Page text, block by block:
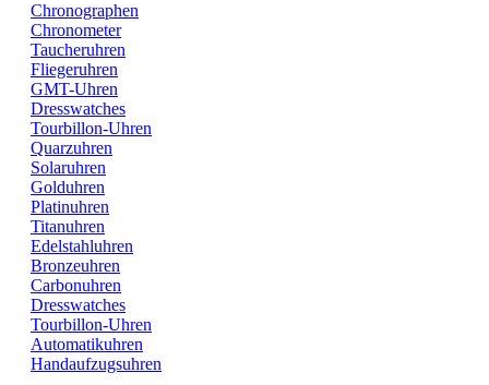
Chronographen
Chronometer
Taucheruhren
Fliegeruhren
GMT-Uhren
Dresswatches
Tourbillon-Uhren
Quarzuhren
Solaruhren
Golduhren
Platinuhren
Titanuhren
Edelstahluhren
Bronzeuhren
Carbonuhren
Dresswatches
Tourbillon-Uhren
Automatikuhren
Handaufzugsuhren